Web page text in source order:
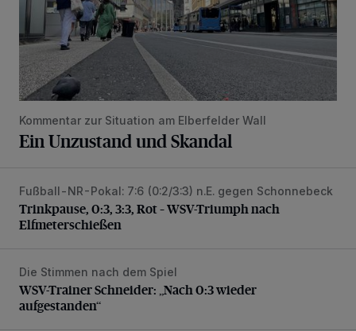
Kommentar zur Situation am Elberfelder Wall
Ein Unzustand und Skandal
Trinkpause, 0:3, 3:3, Rot – WSV-Triumph nach
Fußball-NR-Pokal: 7:6 (0:2/3:3) n.E. gegen Schonnebeck
Trinkpause, 0:3, 3:3, Rot – WSV-Triumph nach
Elfmeterschießen
WSV-Trainer Schneider: „Nach 0:3 wieder aufgestanden“
Die Stimmen nach dem Spiel
WSV-Trainer Schneider: „Nach 0:3 wieder
aufgestanden“